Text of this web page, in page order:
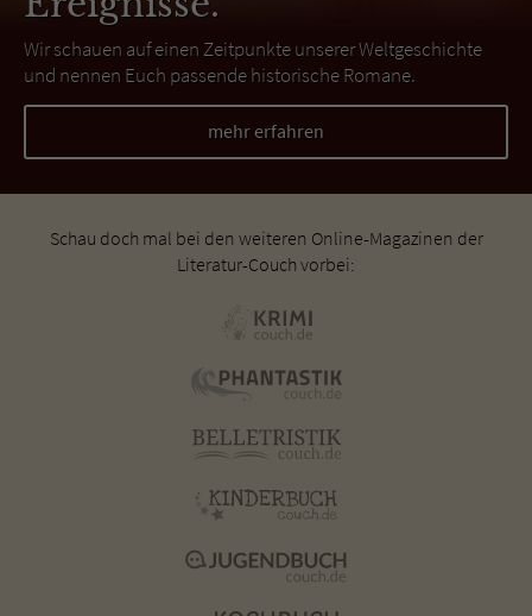
Wir schauen auf einen Zeitpunkte unserer Weltgeschichte
und nennen Euch passende historische Romane.
mehr erfahren
Schau doch mal bei den weiteren Online-Magazinen der
Literatur-Couch vorbei: